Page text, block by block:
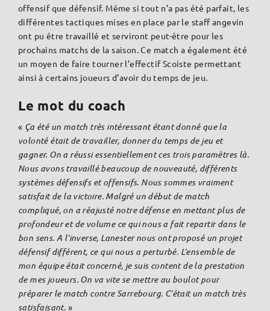
offensif que défensif. Même si tout n’a pas été parfait, les
différentes tactiques mises en place par le staff angevin
ont pu être travaillé et serviront peut-être pour les
prochains matchs de la saison. Ce match a également été
un moyen de faire tourner l’effectif Scoiste permettant
ainsi à certains joueurs d’avoir du temps de jeu.
Le mot du coach
« Ça été un match très intéressant étant donné que la
volonté était de travailler, donner du temps de jeu et
gagner. On a réussi essentiellement ces trois paramètres là.
Nous avons travaillé beaucoup de nouveauté, différents
systèmes défensifs et offensifs. Nous sommes vraiment
satisfait de la victoire. Malgré un début de match
compliqué, on a réajusté notre défense en mettant plus de
profondeur et de volume ce qui nous a fait repartir dans le
bon sens. A l’inverse, Lanester nous ont proposé un projet
défensif différent, ce qui nous a perturbé. L’ensemble de
mon équipe était concerné, je suis content de la prestation
de mes joueurs. On va vite se mettre au boulot pour
préparer le match contre Sarrebourg. C’était un match très
satisfaisant. »